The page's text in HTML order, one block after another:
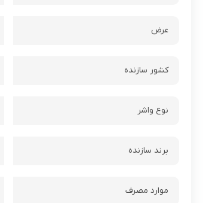
عرض
کشور سازنده
نوع واشر
برند سازنده
موارد مصرف